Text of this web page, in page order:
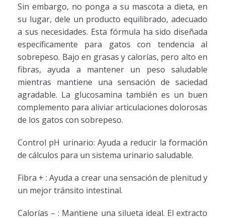
Sin embargo, no ponga a su mascota a dieta, en
su lugar, dele un producto equilibrado, adecuado
a sus necesidades. Esta fórmula ha sido diseñada
específicamente para gatos con tendencia al
sobrepeso. Bajo en grasas y calorías, pero alto en
fibras, ayuda a mantener un peso saludable
mientras mantiene una sensación de saciedad
agradable. La glucosamina también es un buen
complemento para aliviar articulaciones dolorosas
de los gatos con sobrepeso.
Control pH urinario: Ayuda a reducir la formación
de cálculos para un sistema urinario saludable.
Fibra + : Ayuda a crear una sensación de plenitud y
un mejor tránsito intestinal.
Calorías – : Mantiene una silueta ideal. El extracto